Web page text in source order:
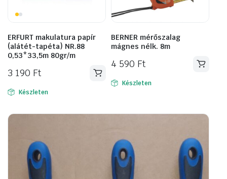
ERFURT makulatura papír
(alátét-tapéta) NR.88
0,53*33,5m 80gr/m
3 190 Ft
Készleten
BERNER mérőszalag
mágnes nélk. 8m
4 590 Ft
Készleten